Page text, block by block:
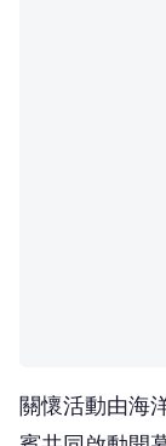
賓共同啟動開